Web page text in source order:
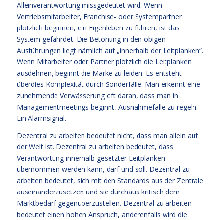
Alleinverantwortung missgedeutet wird. Wenn
Vertriebsmitarbeiter, Franchise- oder Systempartner
plötzlich beginnen, ein Eigenleben zu führen, ist das
System gefährdet. Die Betonung in den obigen
Ausführungen liegt nämlich auf „innerhalb der Leitplanken“.
Wenn Mitarbeiter oder Partner plötzlich die Leitplanken
ausdehnen, beginnt die Marke zu leiden. Es entsteht
überdies Komplexität durch Sonderfälle. Man erkennt eine
zunehmende Verwässerung oft daran, dass man in
Managementmeetings beginnt, Ausnahmefälle zu regeln.
Ein Alarmsignal.
Dezentral zu arbeiten bedeutet nicht, dass man allein auf
der Welt ist. Dezentral zu arbeiten bedeutet, dass
Verantwortung innerhalb gesetzter Leitplanken
übernommen werden kann, darf und soll. Dezentral zu
arbeiten bedeutet, sich mit den Standards aus der Zentrale
auseinanderzusetzen und sie durchaus kritisch dem
Marktbedarf gegenüberzustellen. Dezentral zu arbeiten
bedeutet einen hohen Anspruch, anderenfalls wird die